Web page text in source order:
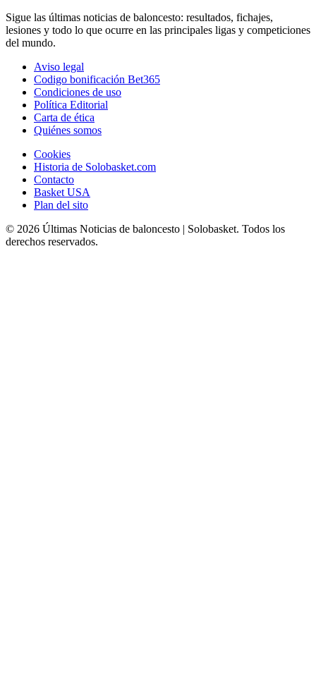
Sigue las últimas noticias de baloncesto: resultados, fichajes,
lesiones y todo lo que ocurre en las principales ligas y competiciones
del mundo.
Aviso legal
Codigo bonificación Bet365
Condiciones de uso
Política Editorial
Carta de ética
Quiénes somos
Cookies
Historia de Solobasket.com
Contacto
Basket USA
Plan del sito
© 2026 Últimas Noticias de baloncesto | Solobasket. Todos los
derechos reservados.